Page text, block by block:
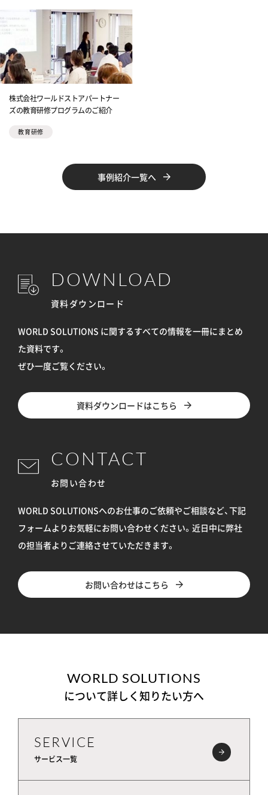
株式会社ワールドストアパートナー
ズの教育研修プログラムのご紹介
教育研修
事例紹介一覧へ
DOWNLOAD
資料ダウンロード
WORLD SOLUTIONS に関するすべての情報を一冊にまとめ
た資料です。
ぜひ一度ご覧ください。
資料ダウンロードはこちら
CONTACT
お問い合わせ
WORLD SOLUTIONSへのお仕事のご依頼やご相談など、下記
フォームよりお気軽にお問い合わせください。 近日中に弊社
の担当者よりご連絡させていただきます。
お問い合わせはこちら
WORLD SOLUTIONS
について詳しく知りたい方へ
SERVICE
サービス一覧